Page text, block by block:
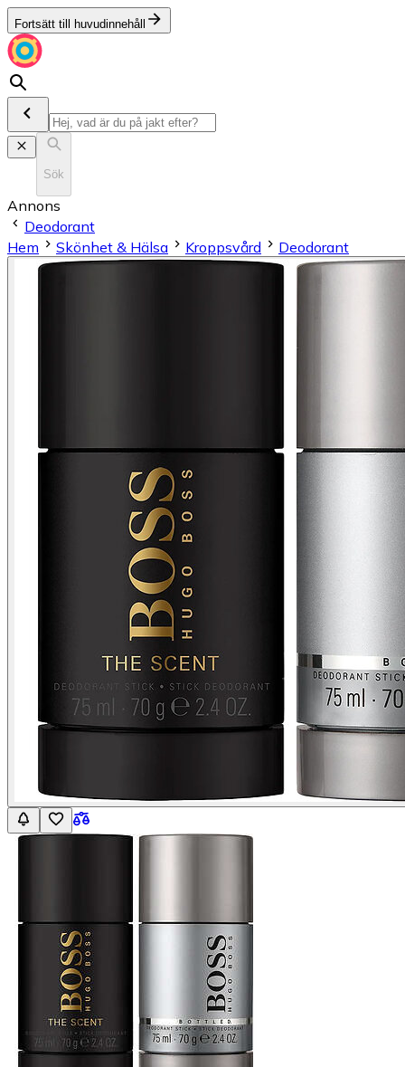
Fortsätt till huvudinnehåll
Sök
Annons
Deodorant
Hem
Skönhet & Hälsa Kroppsvård Deodorant